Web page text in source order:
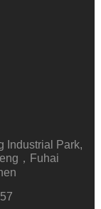
Industrial Park,
，Fuhai